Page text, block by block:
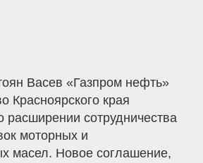
Васев «Газпром нефть»
Красноярского края
расширении сотрудничества
моторных и
масел. Новое соглашение,